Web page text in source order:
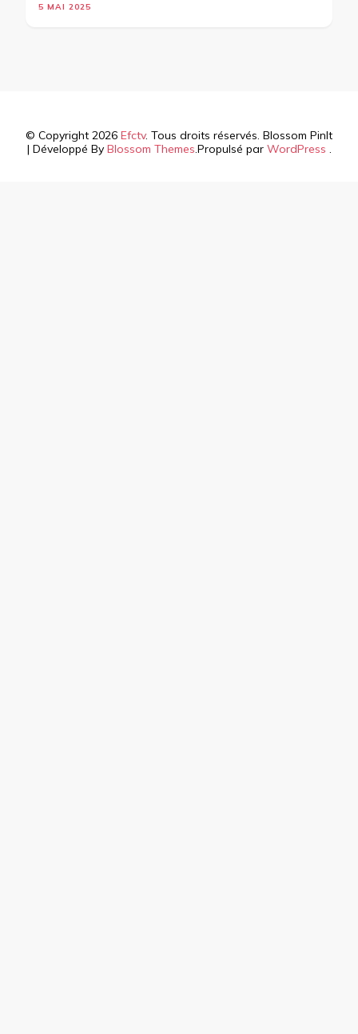
5 MAI 2025
© Copyright 2026 Efctv. Tous droits réservés. Blossom PinIt
| Développé By Blossom Themes.Propulsé par WordPress .